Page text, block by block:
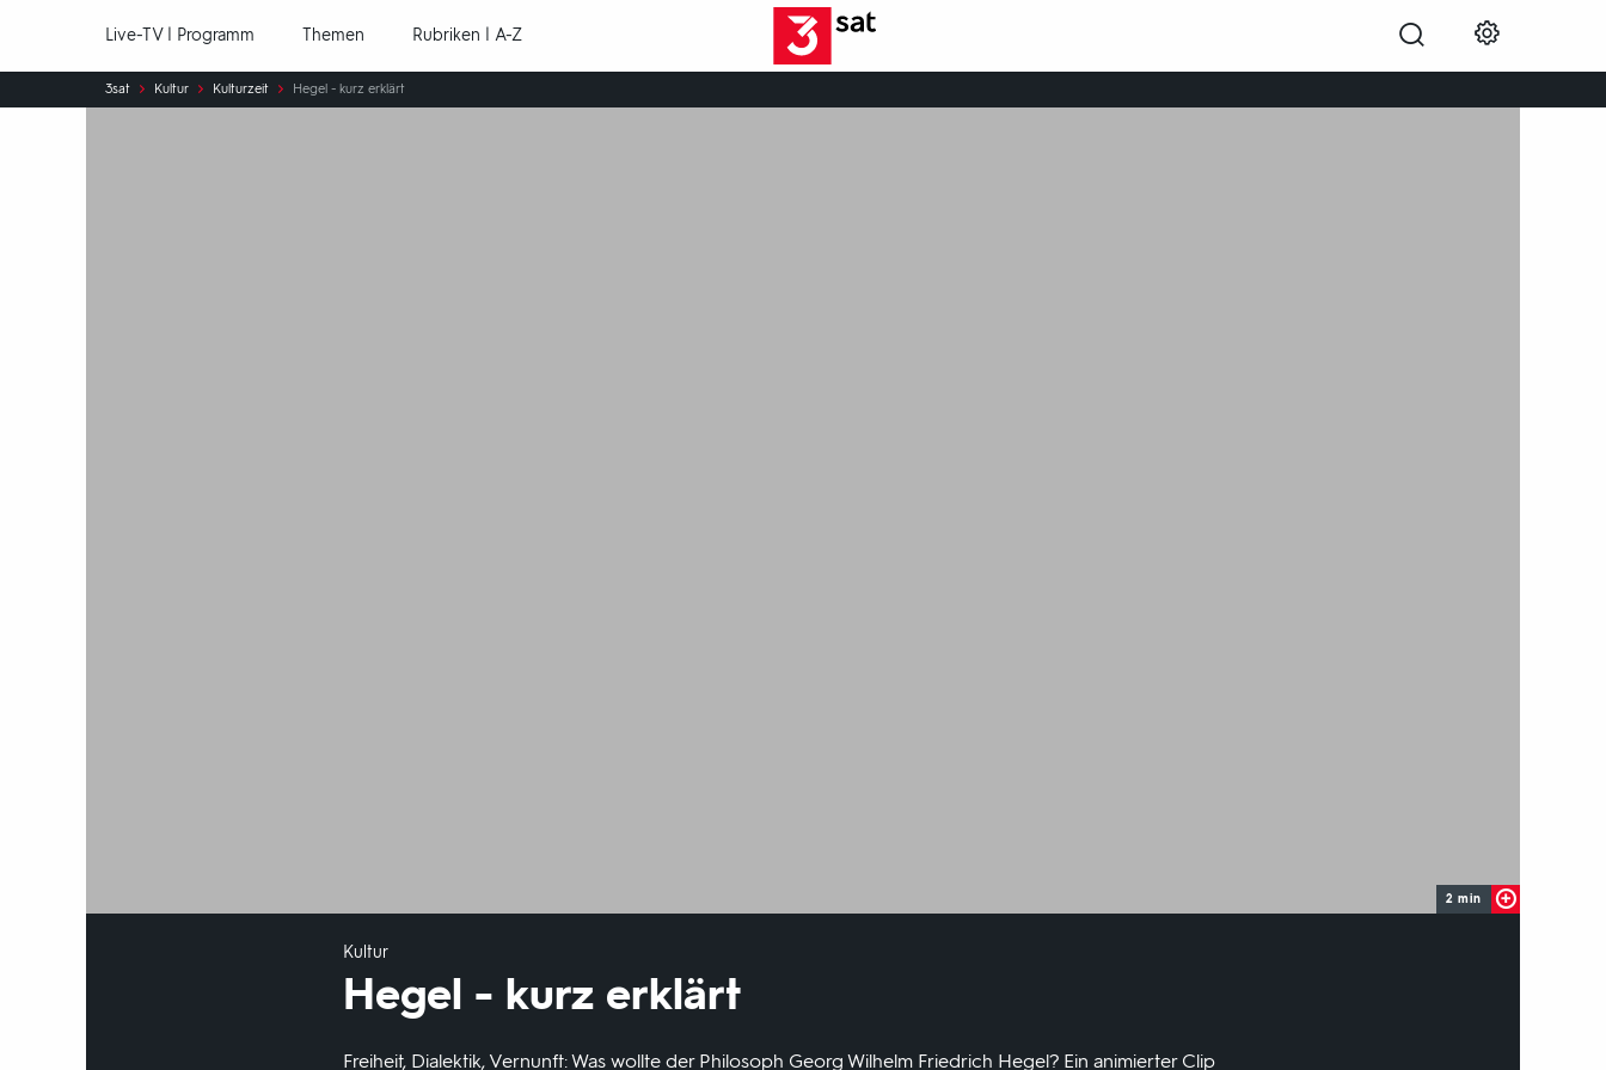
Live-TV | Programm Themen Rubriken | A-Z
Sie
sind
3sat Kultur Kulturzeit Hegel - kurz erklärt
2 min
Kultur
Hegel - kurz erklärt
Freiheit, Dialektik, Vernunft: Was wollte der Philosoph Georg Wilhelm Friedrich Hegel? Ein animierter Clip